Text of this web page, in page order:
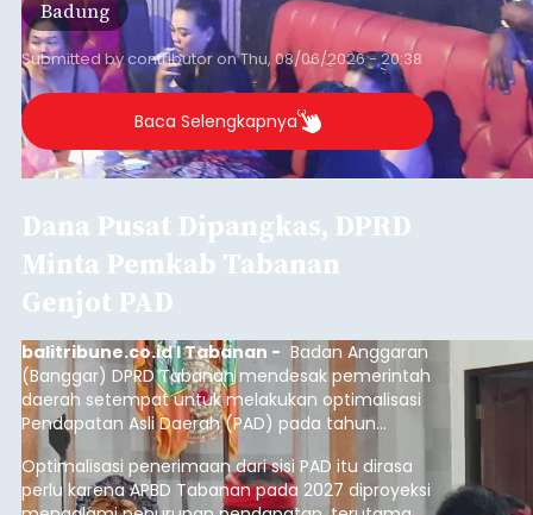
Badung
Submitted bycontributoronThu, 08/06/2026 - 20:38
Baca Selengkapnya
Dana Pusat Dipangkas, DPRD
Minta Pemkab Tabanan
Genjot PAD
balitribune.co.id I Tabanan - Badan Anggaran
(Banggar) DPRD Tabanan mendesak pemerintah
daerah setempat untuk melakukan optimalisasi
Pendapatan Asli Daerah (PAD) pada tahun
anggaran 2027.
Optimalisasi penerimaan dari sisi PAD itu dirasa
perlu karena APBD Tabanan pada 2027 diproyeksi